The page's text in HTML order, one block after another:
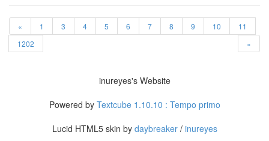
« 1 3 4 5 6 7 8 9 10
11
1202
»
우
뉴
기
술,
inureyes's Website
Powered by Textcube 1.10.10 : Tempo primo
Lucid HTML5 skin by daybreaker/ inureyes